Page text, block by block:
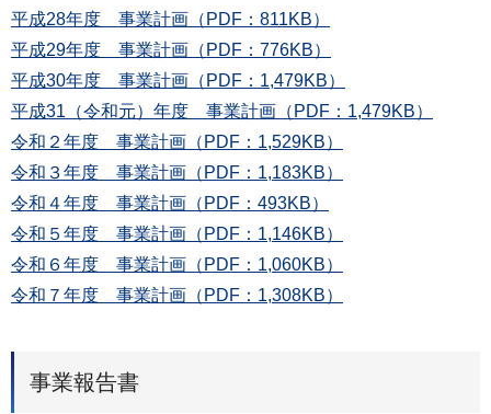
平成28年度 事業計画（PDF：811KB）
平成29年度 事業計画（PDF：776KB）
平成30年度 事業計画（PDF：1,479KB）
平成31（令和元）年度 事業計画（PDF：1,479KB）
令和２年度 事業計画（PDF：1,529KB）
令和３年度 事業計画（PDF：1,183KB）
令和４年度 事業計画（PDF：493KB）
令和５年度 事業計画（PDF：1,146KB）
令和６年度 事業計画（PDF：1,060KB）
令和７年度 事業計画（PDF：1,308KB）
事業報告書